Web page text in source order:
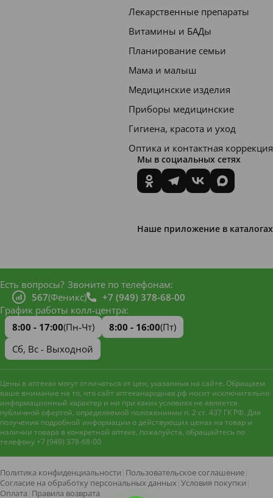
Лекарственные препараты
Витамины и БАДы
Планирование семьи
Мама и малыш
Медицинские изделия
Приборы медицинские
Гигиена, красота и уход
Оптика и контактная коррекция
Мы в социальных сетях
Наше приложение в каталогах
Есть вопросы? Звоните по телефонам:
567(Феникс)
+7 (949) 378-68-00
График работы колл-центра:
8:00 - 17:00(Пн-Чт) 8:00 - 16:00(Пт)
Сб, Вс - Выходной
Цены в аптеках могут отличаться от цен, указанных на сайте. Обращаем
ваше внимание на то, что сайт аптеканародная.рф носит исключительно
информационный характер и ни при каких условиях не является
публичной офертой, определяемой положениями п. 2 ст. 437 ГК РФ. Для
получения подробной информации о действующих ценах на товар и
наличии товара в конкретной аптеке, пожалуйста, обращайтесь по
телефону +7 (949) 378-68-00
Политика конфиденциальности Пользовательское соглашение
Согласие на обработку персональных данных Условия покупки
Оплата Правила возврата
Наш сайт использует файлы
улучшения работы и анализа
посещаемости. Оставаясь на